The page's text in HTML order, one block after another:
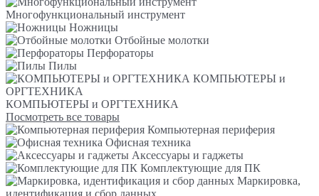
Многофункциональный инструмент
Ножницы
Отбойные молотки
Перфораторы
Пилы
КОМПЬЮТЕРЫ и
ОРГТЕХНИКА
КОМПЬЮТЕРЫ и ОРГТЕХНИКА
Посмотреть все товары
Компьютерная периферия
Офисная техника
Аксессуары и гаджеты
Комплектующие для ПК
Маркировка,
идентификация и сбор данных